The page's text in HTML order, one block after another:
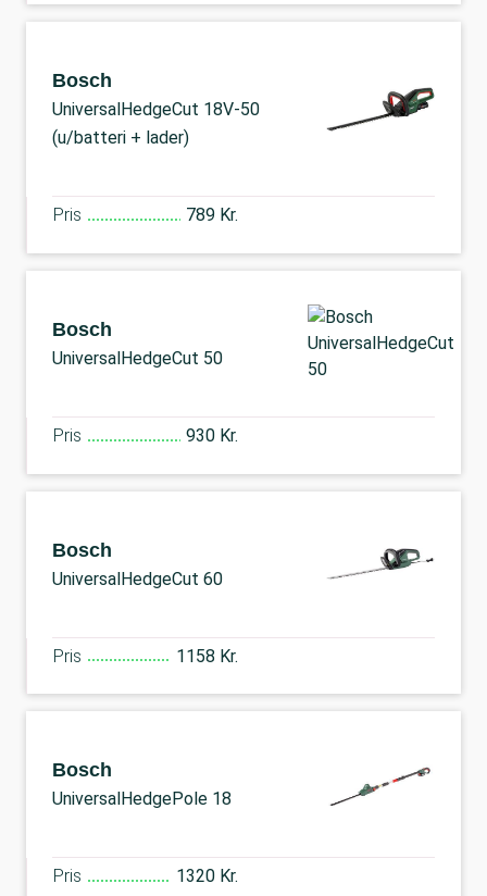
Bosch
UniversalHedgeCut 18V-50
(u/batteri + lader)
Pris 789 Kr.
Bosch
UniversalHedgeCut 50
Pris 930 Kr.
Bosch
UniversalHedgeCut 60
Pris 1158 Kr.
Bosch
UniversalHedgePole 18
Pris 1320 Kr.